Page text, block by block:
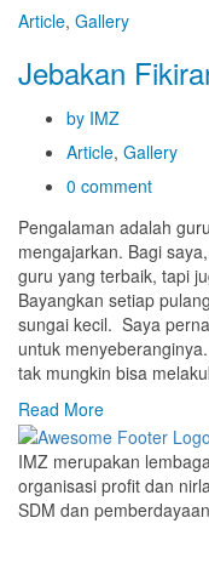
Article, Gallery
Jebakan
by IMZ
Article, Gallery
0 comment
Pengalaman adalah
mengajarkan. Bagi
guru yang terbaik, tapi
Bayangkan setiap
sungai kecil. Saya
untuk
tak mungkin bisa
Read More
IMZ merupakan
organisasi profit dan
SDM dan